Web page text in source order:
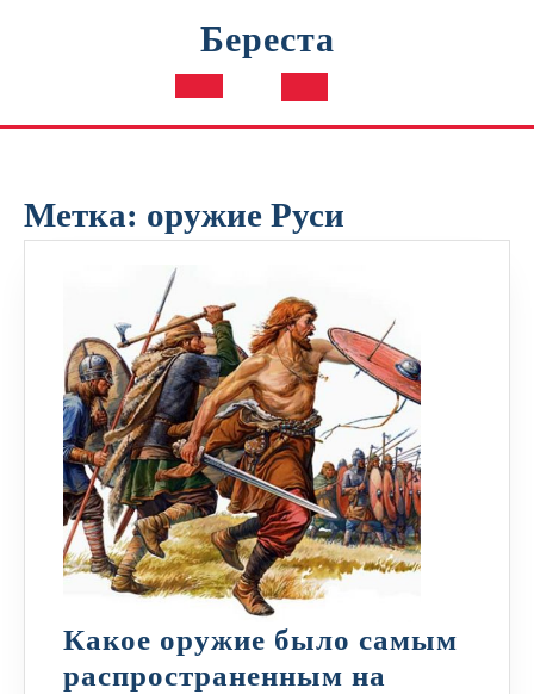
Береста
Кнопка
Метка: оружие Руси
Какое оружие было самым
распространенным на